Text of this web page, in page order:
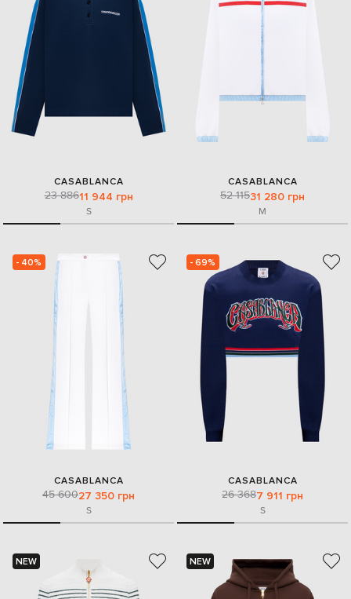
CASABLANCA
23 88611 944 грн
S
CASABLANCA
52 11531 280 грн
M
- 40%
CASABLANCA
45 60027 350 грн
S
- 69%
CASABLANCA
26 3687 911 грн
S
NEW NEW